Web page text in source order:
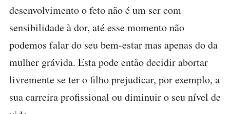
desenvolvimento o feto não é um ser com
sensibilidade à dor, até esse momento não
podemos falar do seu bem-estar mas apenas do da
mulher grávida. Esta pode então decidir abortar
livremente se ter o filho prejudicar, por exemplo, a
sua carreira profissional ou diminuir o seu nível de